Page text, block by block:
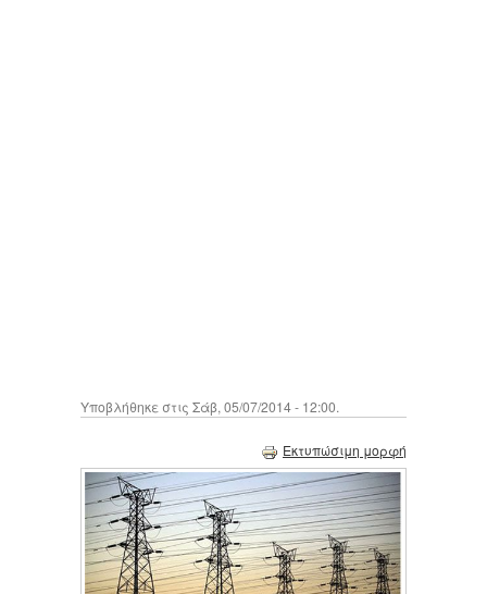
Υποβλήθηκε στις Σάβ, 05/07/2014 - 12:00.
Εκτυπώσιμη μορφή